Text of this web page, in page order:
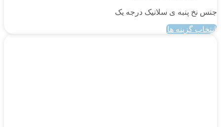
جنس نخ پنبه ی سلانیک درجه یک
انتخاب گزینه ها